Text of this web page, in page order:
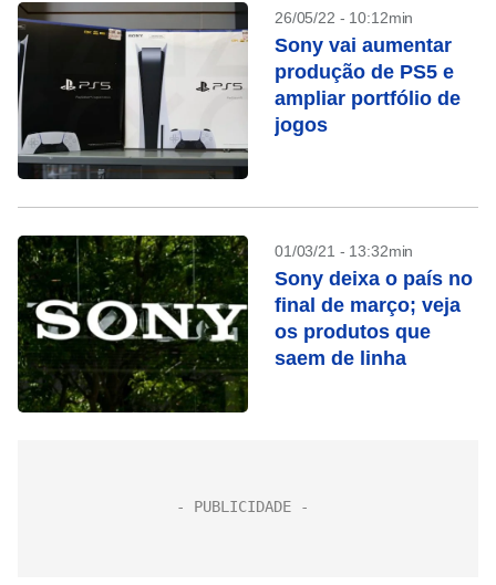
26/05/22 - 10:12min
Sony vai aumentar
produção de PS5 e
ampliar portfólio de
jogos
01/03/21 - 13:32min
Sony deixa o país no
final de março; veja
os produtos que
saem de linha